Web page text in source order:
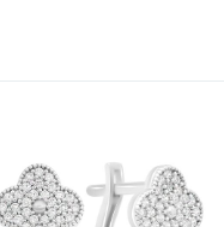
также контроль
отличаться
цветопередачи